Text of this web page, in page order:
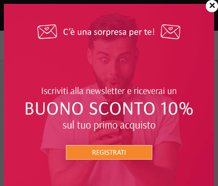
FILTRO
ANITPARASSITARI
I PIÙ RICHIESTI
×